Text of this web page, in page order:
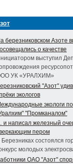
березниковском Азоте
о качестве
выступил
УК «УРАЛХИМ»
"Азот"
экологов
экологи
"Промканалом"
и написал железный
пером
Березниках состоялся
молодых
ОАО "Азот"